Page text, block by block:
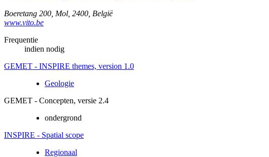
Boeretang 200 Mol 2400 België
www.vito.be
Frequentie
indien nodig
GEMET - INSPIRE themes, version 1.0
Geologie
GEMET - Concepten, versie 2.4
ondergrond
INSPIRE - Spatial scope
Regionaal